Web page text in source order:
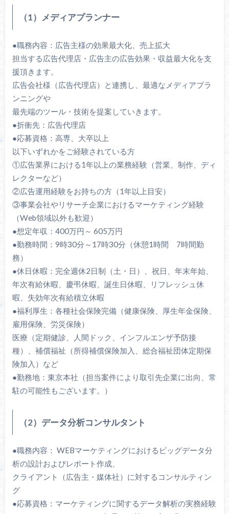
（1）メディアプランナー
●職務内容：広告主様の効果最大化、売上拡大
担当する広告代理店・広告主の広告効果・収益最大化を支
援頂きます。
広告会社様（広告代理店）と連携し、最適なメディアプラ
ンニングや
最先端のツール・技術を提案していきます。
●折衝先：広告代理店
●応募資格：高専、大卒以上
以下いずれかをご経験されている方
①広告業界における1年以上の業務経験（営業、制作、ディ
レクターなど）
②広告運用経験をお持ちの方（1年以上目安）
③事業会社やリサーチ企業におけるマーケティング経験
（Web領域以外も歓迎）
●想定年収：400万円～ 605万円
●勤務時間：9時30分～17時30分（休憩1時間 7時間勤
務）
●休日休暇：完全週休2日制（土・日）、祝日、年末年始、
年次有給休暇、慶弔休暇、誕生日休暇、リフレッシュ休
暇、失効年次有給積立休暇
●福利厚生：各種社会保険完備（健康保険、厚生年金保険、
雇用保険、労災保険）
医療（定期健診、人間ドック、インフルエンザ予防接
種）、補償福祉（所得補償保険加入、総合福祉団体定期保
険加入）など
●勤務地：東京本社（担当案件により取引先企業に出向、常
駐の可能性もございます。）
（2）データ分析コンサルタント
●職務内容： WEBマーケティングにおけるビッグデータ分
析の設計およびレポート作成、
クライアント（広告主・媒体社）に対するコンサルティン
グ
●応募資格：マーケティングに関するデータ解析の実務経験